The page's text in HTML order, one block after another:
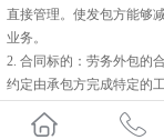
直接管理。使发包方能够
业务。
2. 合同标的：劳务外包的
约定由承包方完成特定的
3. 法律责任：
长武劳务外